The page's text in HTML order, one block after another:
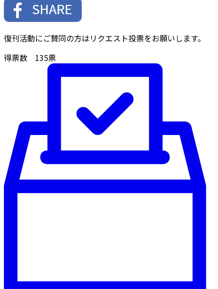
復刊活動にご賛同の方はリクエスト投票をお願いします。
得票数 135票